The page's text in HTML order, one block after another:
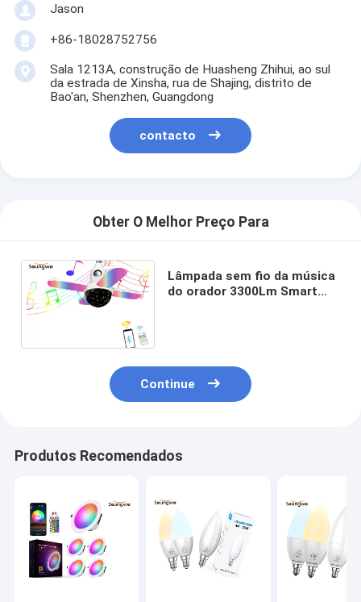
Jason
+86-18028752756
Sala 1213A, construção de Huasheng Zhihui, ao sul
da estrada de Xinsha, rua de Shajing, distrito de
Bao'an, Shenzhen, Guangdong
contacto
Obter O Melhor Preço Para
Lâmpada sem fio da música
do orador 3300Lm Smart
Continue
Produtos Recomendados